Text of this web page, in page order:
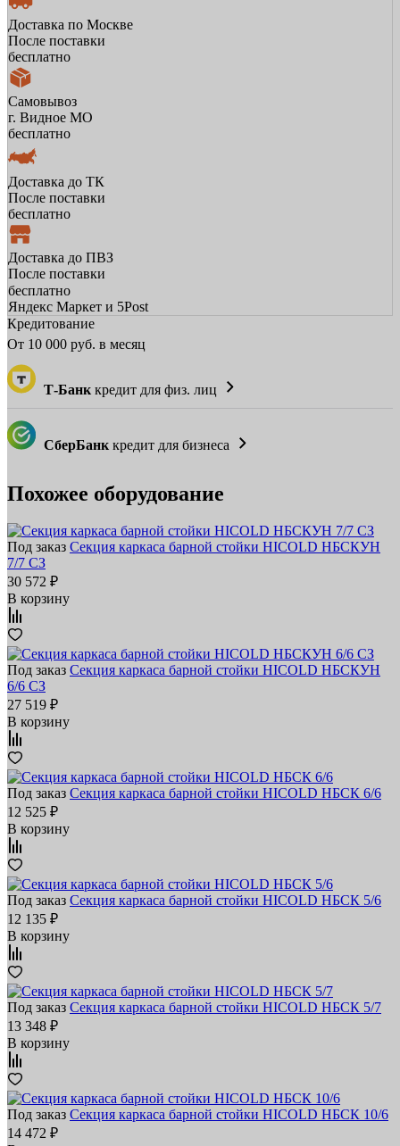
Доставка по Москве
После поставки
бесплатно
Самовывоз
г. Видное МО
бесплатно
Доставка до ТК
После поставки
бесплатно
Доставка до ПВЗ
После поставки
бесплатно
Яндекс Маркет и 5Post
Кредитование
От 10 000 руб. в месяц
Т-Банк кредит для физ. лиц
СберБанк кредит для бизнеса
Похожее оборудование
Под заказ Секция каркаса барной стойки HICOLD НБСКУН
7/7 СЗ
30 572 ₽
В корзину
Под заказ Секция каркаса барной стойки HICOLD НБСКУН
6/6 СЗ
27 519 ₽
В корзину
Под заказ Секция каркаса барной стойки HICOLD НБСК 6/6
12 525 ₽
В корзину
Под заказ Секция каркаса барной стойки HICOLD НБСК 5/6
12 135 ₽
В корзину
Под заказ Секция каркаса барной стойки HICOLD НБСК 5/7
13 348 ₽
В корзину
Под заказ Секция каркаса барной стойки HICOLD НБСК 10/6
14 472 ₽